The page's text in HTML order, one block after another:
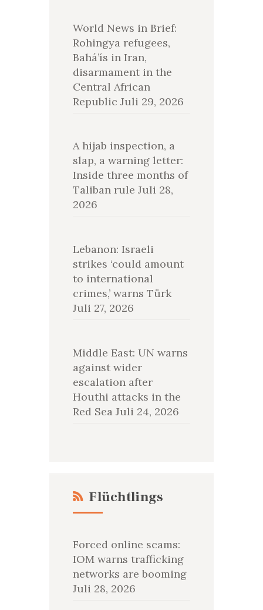
World News in Brief:
Rohingya refugees,
Bahá’ís in Iran,
disarmament in the
Central African
Republic Juli 29, 2026
A hijab inspection, a
slap, a warning letter:
Inside three months of
Taliban rule Juli 28,
2026
Lebanon: Israeli
strikes ‘could amount
to international
crimes,’ warns Türk
Juli 27, 2026
Middle East: UN warns
against wider
escalation after
Houthi attacks in the
Red Sea Juli 24, 2026
Flüchtlings
Forced online scams:
IOM warns trafficking
networks are booming
Juli 28, 2026